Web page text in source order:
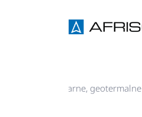
c.o., c.w.u, solarne, geotermalne